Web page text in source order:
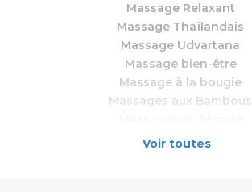
Massage Relaxant
Massage Thaïlandais
Massage Udvartana
Massage bien-être
Massage à la bougie
Massages aux Bambous
Pilates
Voir toutes